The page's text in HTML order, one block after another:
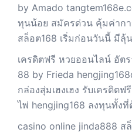
by Amado
ทุนน้อย สมัครด่วน คุ้มค่ากา
สล็อต168 เริ่มก่อนวันนี้ มีลุ้
เครดิตฟรี หวยออนไลน์ อัต
88 by Frieda
กล่องสุ่มเฮงเฮง รับเครดิต
ไพ่ hengjing168 ลงทุนทั้ง
casino online jinda888 ส